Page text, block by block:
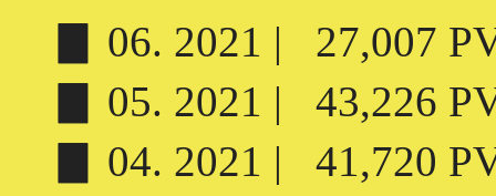
▊ 06. 2021 | 27,007
▊ 05. 2021 | 43,226
▊ 04. 2021 | 41,720